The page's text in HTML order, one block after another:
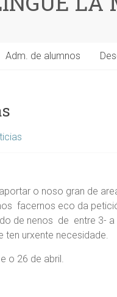
Adm. de alumnos
o noso gran de
facernos eco da
de nenos de entre 3-
urxente necesidade.
o 26 de abril.